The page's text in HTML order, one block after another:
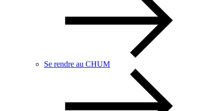
Se rendre au CHUM